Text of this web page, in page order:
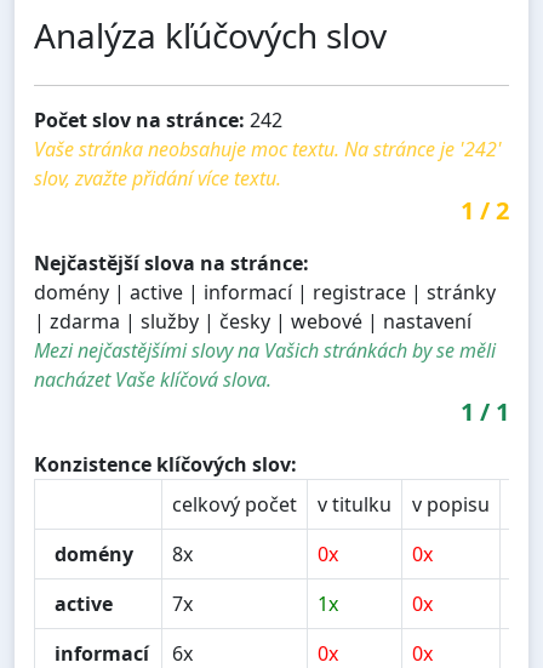
Analýza kľúčových slov
Počet slov na stránce: 242
Vaše stránka neobsahuje moc textu. Na stránce je '242'
slov, zvažte přidání více textu.
1 /2
Nejčastější slova na stránce:
domény | active | informací | registrace | stránky
| zdarma | služby | česky | webové | nastavení
Mezi nejčastějšími slovy na Vašich stránkách by se měli
nacházet Vaše klíčová slova.
1 / 1
Konzistence klíčových slov:
celkový počet
v titulku v popisu
domény
8x 0x 0x
active
7x 1x 0x
informací
6x 0x 0x